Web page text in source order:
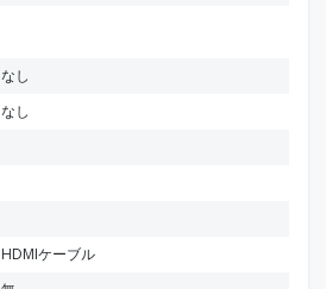
なし
なし
HDMIケーブル